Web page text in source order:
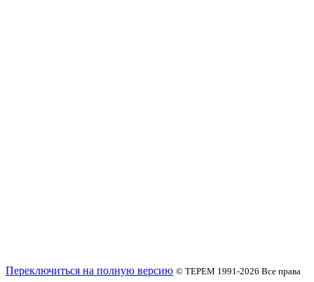
Переключиться на полную версию © ТЕРЕМ 1991-2026 Все права